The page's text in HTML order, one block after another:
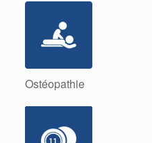
Ostéopathie